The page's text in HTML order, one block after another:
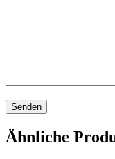
Ähnliche